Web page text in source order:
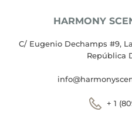
HARMONY
C/ Eugenio Dechamps #9,
República
+ 1